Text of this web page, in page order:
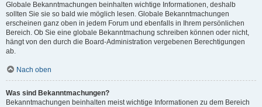
Globale Bekanntmachungen beinhalten wichtige Informationen, deshalb
sollten Sie sie so bald wie möglich lesen. Globale Bekanntmachungen
erscheinen ganz oben in jedem Forum und ebenfalls in Ihrem persönlichen
Bereich. Ob Sie eine globale Bekanntmachung schreiben können oder nicht,
hängt von den durch die Board-Administration vergebenen Berechtigungen
ab.
Nach oben
Was sind Bekanntmachungen?
Bekanntmachungen beinhalten meist wichtige Informationen zu dem Bereich